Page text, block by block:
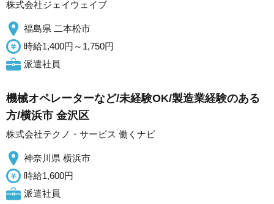
株式会社ジェイウェイブ
福島県 二本松市
時給1,400円～1,750円
派遣社員
機械オペレーターなど/未経験OK/製造業経験のある
方/横浜市 金沢区
株式会社テクノ・サービス 働くナビ
神奈川県 横浜市
時給1,600円
派遣社員